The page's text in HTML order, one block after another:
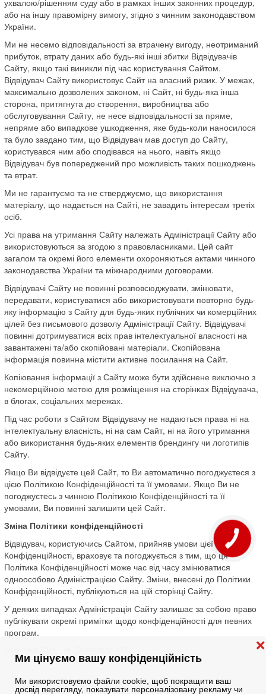
Ми цінуємо вашу конфіденційність
Ми використовуємо файли cookie, щоб покращити ваш
досвід перегляду, показувати персоналізовану рекламу чи
❌
або на іншу правомірну вимогу, згідно з чинним законодавством
України.
Ми не несемо відповідальності за втрачену вигоду, неотриманий
прибуток, втрату даних або будь-які інші збитки Відвідувачів
Сайту, якщо такі виникли під час користування Сайтом.
Відвідувач Сайту використовує Сайт на власний ризик. У межах,
максимально дозволених законом, ні Сайт, ні будь-яка інша
сторона, притягнута до створення, виробництва або
обслуговування Сайту, не несе відповідальності за пряме,
непряме або випадкове ушкодження, яке будь-коли наносилося
та було завдано тим, що Відвідувач мав доступ до Сайту,
користувався ним або сподівався на нього, навіть якщо
Відвідувач був попереджений про можливість таких пошкоджень
та втрат.
Ми не гарантуємо та не стверджуємо, що використання
матеріалу, що надається на Сайті, не завадить інтересам третіх
осіб.
Усі права на утримання Сайту належать Адміністрації Сайту або
використовуються за згодою з правовласниками. Цей сайт
загалом та окремі його елементи охороняються актами чинного
законодавства України та міжнародними договорами.
Відвідувачі Сайту не повинні розповсюджувати, змінювати,
передавати, користуватися або використовувати повторно будь-
яку інформацію з Сайту для будь-яких публічних чи комерційних
цілей без письмового дозволу Адміністрації Сайту. Відвідувачі
повинні дотримуватися всіх прав інтелектуальної власності на
завантажені та/або скопійовані матеріали. Скопійована
інформація повинна містити активне посилання на Сайт.
Копіювання інформації з Сайту може бути здійснене виключно з
некомерційною метою для розміщення на сторінках Відвідувача,
в блогах, соціальних мережах.
Під час роботи з Сайтом Відвідувачу не надаються права ні на
інтелектуальну власність, ні на сам Сайт, ні на його утримання
або використання будь-яких елементів брендингу чи логотипів
Сайту.
Якщо Ви відвідуєте цей Сайт, то Ви автоматично погоджуєтеся з
цією Політикою Конфіденційності та її умовами. Якщо Ви не
погоджуєтесь з чинною Політикою Конфіденційності та її
умовами, Ви повинні залишити цей Сайт.
Зміна Політики конфіденційності
Відвідувач, користуючись Сайтом, прийняв умови цієї Політики
Конфіденційності, враховує та погоджується з тим, що ця
Політика Конфіденційності може час від часу змінюватися
одноособово Адміністрацією Сайту. Зміни, внесені до Політики
Конфіденційності, публікуються на цій сторінці Сайту.
У деяких випадках Адміністрація Сайту залишає за собою право
публікувати окремі примітки щодо конфіденційності для певних
програм.